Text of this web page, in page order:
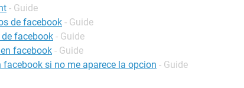
- Guide
de facebook - Guide
facebook - Guide
facebook - Guide
facebook si no me aparece la opcion - Guide